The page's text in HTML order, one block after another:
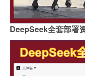
DeepSeek全套部署